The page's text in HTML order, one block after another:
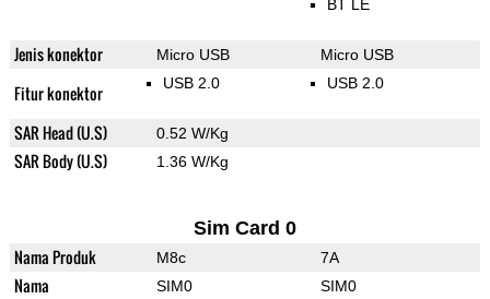
BT LE
Jenis konektor Micro USB Micro USB
Fitur konektor USB 2.0 USB 2.0
SAR Head (U.S) 0.52 W/Kg
SAR Body (U.S) 1.36 W/Kg
Sim Card 0
Nama Produk M8c 7A
Nama SIM0 SIM0